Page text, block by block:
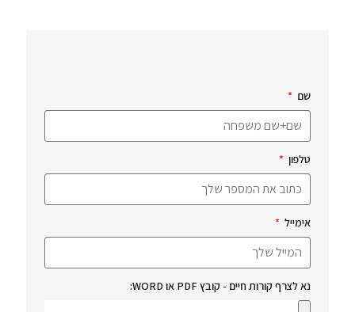
שם
טלפון
אימייל
נא לצרף קורות חיים - קובץ PDF או WORD: